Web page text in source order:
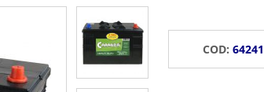
COD: